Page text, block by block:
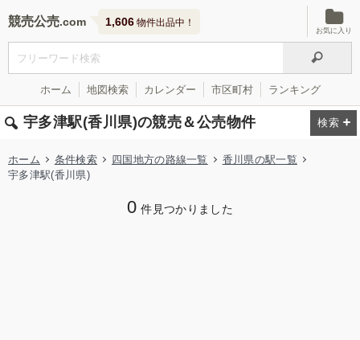
競売公売 1,606 物件出品中！
お気に入り
ホーム 地図検索 カレンダー 市区町村 ランキング
宇多津駅(香川県)の競売＆公売物件
ホーム 条件検索 四国地方の路線一覧
香川県の駅一覧
宇多津駅(香川県)
0 件見つかりました